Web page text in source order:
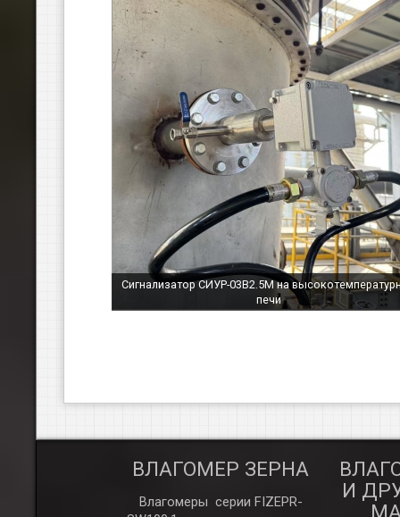
Сигнализатор СИУР-03В2.5М на
печи
ВЛАГОМЕР ЗЕРНА
Влагомеры серии FIZEPR-
И